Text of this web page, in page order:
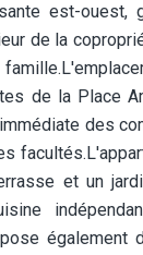
est-ouest,
de la
de la Place
des
et un
également